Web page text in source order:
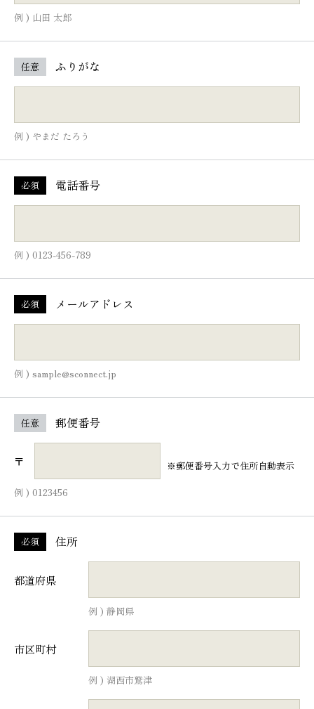
例 ) 山田 太郎
任意 ふりがな
例 ) やまだ たろう
必須 電話番号
例 ) 0123-456-789
必須 メールアドレス
例 ) sample@sconnect.jp
任意 郵便番号
〒
※郵便番号入力で住所自動表示
例 ) 0123456
必須 住所
都道府県
例 ) 静岡県
市区町村
例 ) 湖西市鷲津